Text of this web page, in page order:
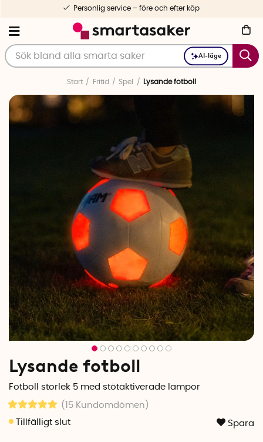
AI-läge
Personlig service – före och efter köp
Start Fritid Spel Lysande fotboll
Lysande fotboll
Fotboll storlek 5 med stötaktiverade lampor
(15 Kundomdömen )
Spara